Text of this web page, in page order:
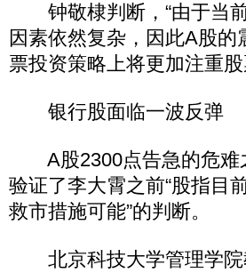
钟敬棣判断，“由于当前
因素依然复杂，因此A股
票投资策略上将更加注重
银行股面临一波反弹
A股2300点告急的危难
验证了李大霄之前“股指目
救市措施可能”的判断。
北京科技大学管理学院